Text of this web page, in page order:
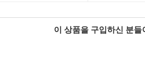
이 상품을 구입하신 분